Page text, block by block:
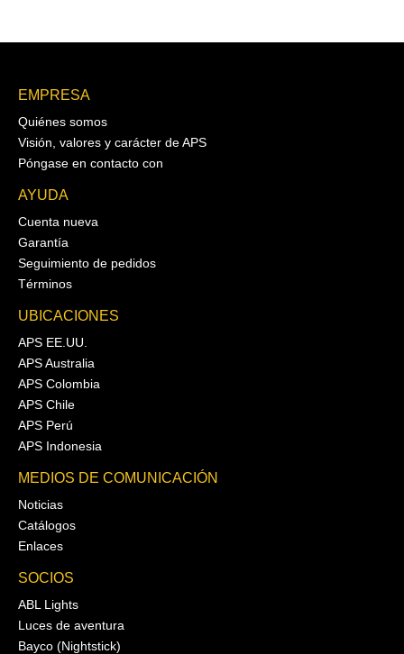
EMPRESA
Quiénes somos
Visión, valores y carácter de APS
Póngase en contacto con
AYUDA
Cuenta nueva
Garantía
Seguimiento de pedidos
Términos
UBICACIONES
APS EE.UU.
APS Australia
APS Colombia
APS Chile
APS Perú
APS Indonesia
MEDIOS DE COMUNICACIÓN
Noticias
Catálogos
Enlaces
SOCIOS
ABL Lights
Luces de aventura
Bayco (Nightstick)